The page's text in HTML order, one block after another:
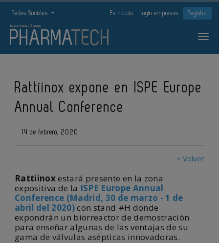
Redes Sociales Es noticia Login empresas Registro
Rattiinox expone en ISPE Europe
Annual Conference
14 de febrero, 2020
< Volver
Rattiinoxestará presente en la zona
expositiva de la ISPE Europe Annual
Conference (Madrid, 30 de marzo - 1 de
abril del 2020)con stand #H donde
expondrán un biorreactor de demostración
para enseñar algunas de las ventajas de su
gama de válvulas asépticas innovadoras.